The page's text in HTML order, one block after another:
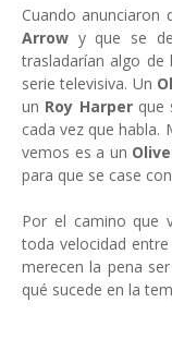
Cuando anunciaron
Arrow y que se
trasladarían algo de
serie televisiva. Un
un Roy Harper que
cada vez que habla.
vemos es a un
para que se case
Por el camino que
toda velocidad
merecen la pena
qué sucede en la